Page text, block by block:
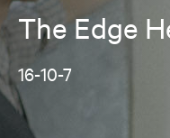
The Edge
16-10-7